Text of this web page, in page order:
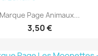
Aperçu rapide
Marque Page Animaux...
3,50 €